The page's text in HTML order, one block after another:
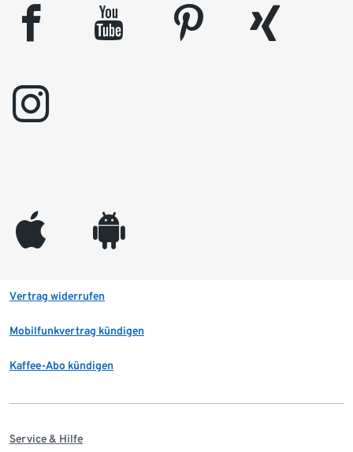
facebook youtube pinterest
xing
instagram
appleinc android
Vertrag widerrufen
Mobilfunkvertrag kündigen
Kaffee-Abo kündigen
Service & Hilfe